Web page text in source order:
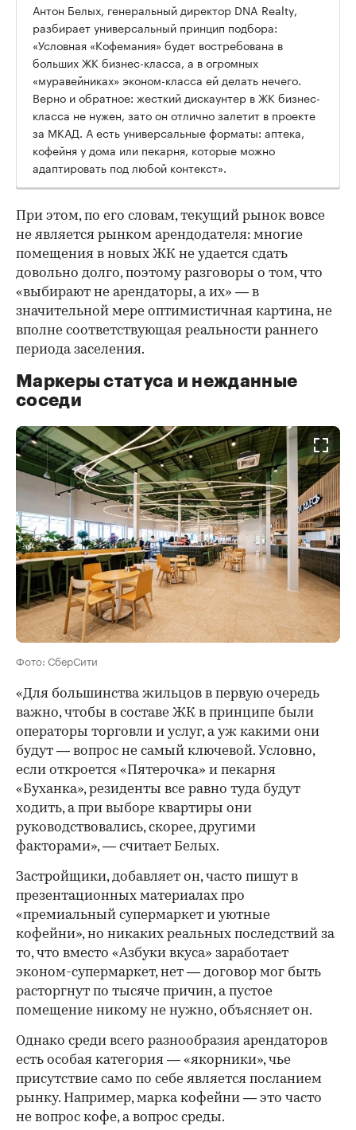
Антон Белых, генеральный директор DNA Realty,
разбирает универсальный принцип подбора:
«Условная «Кофемания» будет востребована в
больших ЖК бизнес-класса, а в огромных
«муравейниках» эконом-класса ей делать нечего.
Верно и обратное: жесткий дискаунтер в ЖК бизнес-
класса не нужен, зато он отлично залетит в проекте
за МКАД. А есть универсальные форматы: аптека,
кофейня у дома или пекарня, которые можно
адаптировать под любой контекст».
При этом, по его словам, текущий рынок вовсе
не является рынком арендодателя: многие
помещения в новых ЖК не удается сдать
довольно долго, поэтому разговоры о том, что
«выбирают не арендаторы, а их» — в
значительной мере оптимистичная картина, не
вполне соответствующая реальности раннего
периода заселения.
Маркеры статуса и нежданные
соседи
Фото: СберСити
«Для большинства жильцов в первую очередь
важно, чтобы в составе ЖК в принципе были
операторы торговли и услуг, а уж какими они
будут — вопрос не самый ключевой. Условно,
если откроется «Пятерочка» и пекарня
«Буханка», резиденты все равно туда будут
ходить, а при выборе квартиры они
руководствовались, скорее, другими
факторами», — считает Белых.
Застройщики, добавляет он, часто пишут в
презентационных материалах про
«премиальный супермаркет и уютные
кофейни», но никаких реальных последствий за
то, что вместо «Азбуки вкуса» заработает
эконом-супермаркет, нет — договор мог быть
расторгнут по тысяче причин, а пустое
помещение никому не нужно, объясняет он.
Однако среди всего разнообразия арендаторов
есть особая категория — «якорники», чье
присутствие само по себе является посланием
рынку. Например, марка кофейни — это часто
не вопрос кофе, а вопрос среды.